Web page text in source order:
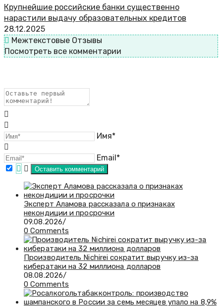
Крупнейшие российские банки существенно
нарастили выдачу образовательных кредитов
28.12.2025
Межтекстовые Отзывы
Посмотреть все комментарии
Имя*
Email*
Эксперт Аламова рассказала о признаках
некондиции и просрочки
09.08.2026/
0 Comments
Производитель Nichirei сократит выручку из-за
кибератаки на 32 миллиона долларов
08.08.2026/
0 Comments